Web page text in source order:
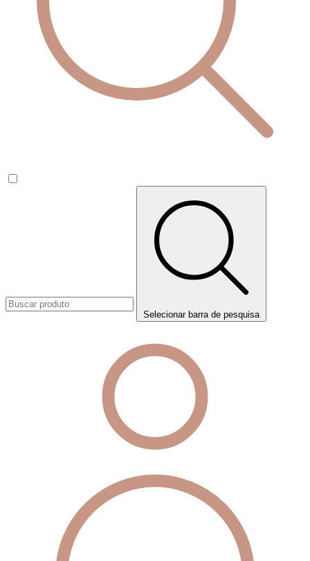
Selecionar barra de pesquisa